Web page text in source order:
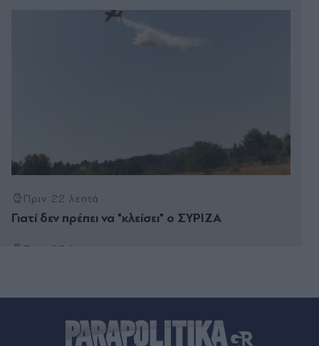
Πριν 22 λεπτά
Γιατί δεν πρέπει να "κλείσει" ο ΣΥΡΙΖΑ
Πριν 25 λεπτά
Ντιομαντέ
Πριν 28 λεπτά